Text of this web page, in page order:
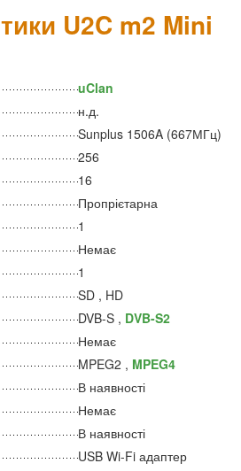
U2C m2 Mini
uClan
н.д.
Sunplus 1506A (667МГц)
256
16
Пропрієтарна
1
Немає
1
SD , HD
DVB-S , DVB-S2
Немає
MPEG2 , MPEG4
В наявності
Немає
В наявності
USB Wi-Fi адаптер